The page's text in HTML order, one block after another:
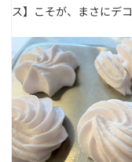
ス】こそが、まさにデ